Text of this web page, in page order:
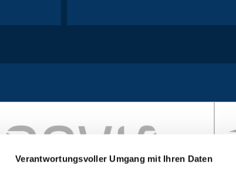
Verantwortungsvoller Umgang mit Ihren Daten